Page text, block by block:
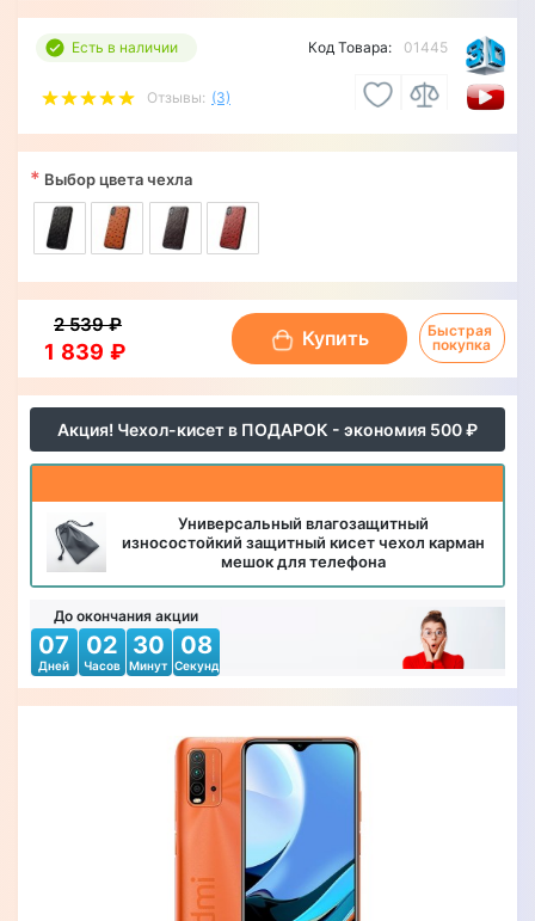
Есть в наличии
Отзывы: (3)
Код Товара: 01445
Акция! Чехол-кисет в ПОДАРОК - экономия 500 ₽
Универсальный влагозащитный
износостойкий защитный кисет чехол карман
мешок для телефона
До окончания акции
07
Дней
02
Часов
30
Минут
06
Секунд
* Выбор цвета чехла
1 839 ₽
2 539 ₽
Купить
Быстрая
покупка